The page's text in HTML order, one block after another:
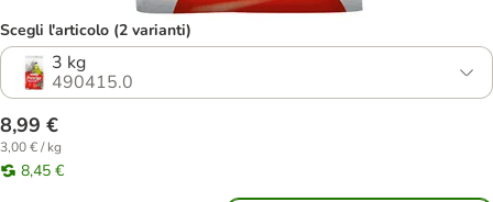
Scegli l'articolo (2 varianti)
3 kg
490415.0
8,99 €
3,00 € / kg
8,45 €